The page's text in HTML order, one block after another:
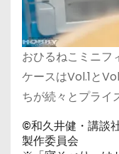
おひるねこミニフ
ケースはVol.1と
ちが続々とプライ
©和久井健・講談
製作委員会